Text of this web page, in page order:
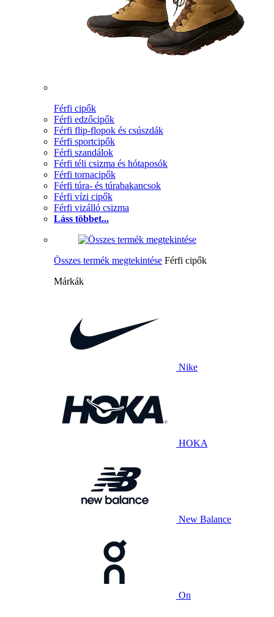
Férfi cipők
Férfi edzőcipők
Férfi flip-flopok és csúszdák
Férfi sportcipők
Férfi szandálok
Férfi téli csizma és hótaposók
Férfi tornacipők
Férfi túra- és túrabakancsok
Férfi vízi cipők
Férfi vizálló csizma
Láss többet...
Összes termék megtekintése Férfi cipők
Márkák
Nike
HOKA
New Balance
On